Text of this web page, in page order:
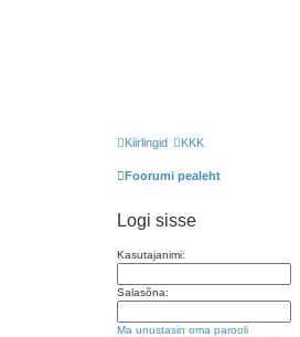
Kiirlingid KKK
Foorumi pealeht
Logi sisse
Kasutajanimi:
Salasõna:
Ma unustasin oma parooli